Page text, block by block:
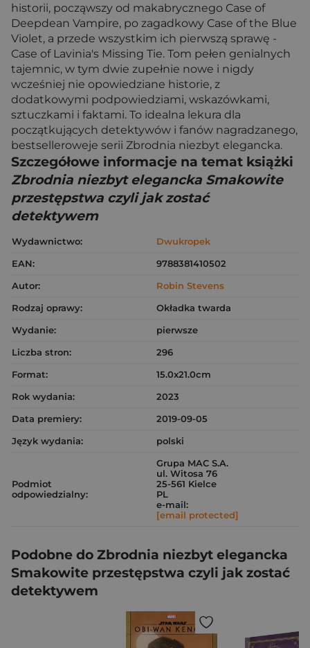
historii, począwszy od makabrycznego Case of
Deepdean Vampire, po zagadkowy Case of the Blue
Violet, a przede wszystkim ich pierwszą sprawę -
Case of Lavinia's Missing Tie. Tom pełen genialnych
tajemnic, w tym dwie zupełnie nowe i nigdy
wcześniej nie opowiedziane historie, z
dodatkowymi podpowiedziami, wskazówkami,
sztuczkami i faktami. To idealna lekura dla
początkujących detektywów i fanów nagradzanego,
bestselleroweje serii Zbrodnia niezbyt elegancka.
Szczegółowe informacje na temat książki
Zbrodnia niezbyt elegancka Smakowite
przestępstwa czyli jak zostać
detektywem
Wydawnictwo:
Dwukropek
EAN:
9788381410502
Autor:
Robin Stevens
Rodzaj oprawy:
Okładka twarda
Wydanie:
pierwsze
Liczba stron:
296
Format:
15.0x21.0cm
Rok wydania:
2023
Data premiery:
2019-09-05
Język wydania:
polski
Podmiot
odpowiedzialny:
Grupa MAC S.A.
ul. Witosa 76
25-561 Kielce
PL
e-mail:
[email protected]
Podobne do Zbrodnia niezbyt elegancka
Smakowite przestępstwa czyli jak zostać
detektywem